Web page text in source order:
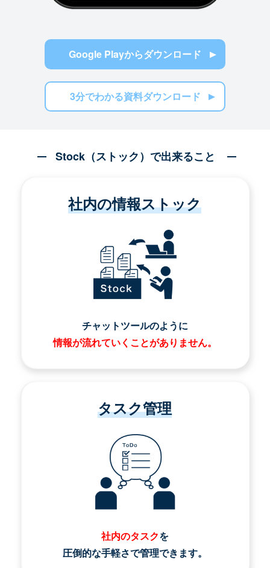
Google Playからダウンロード
3分でわかる資料ダウンロード
Stock（ストック）で出来ること
社内の情報ストック
チャットツールのように
情報が流れていくことがありません。
タスク管理
社内のタスクを
圧倒的な手軽さで管理できます。